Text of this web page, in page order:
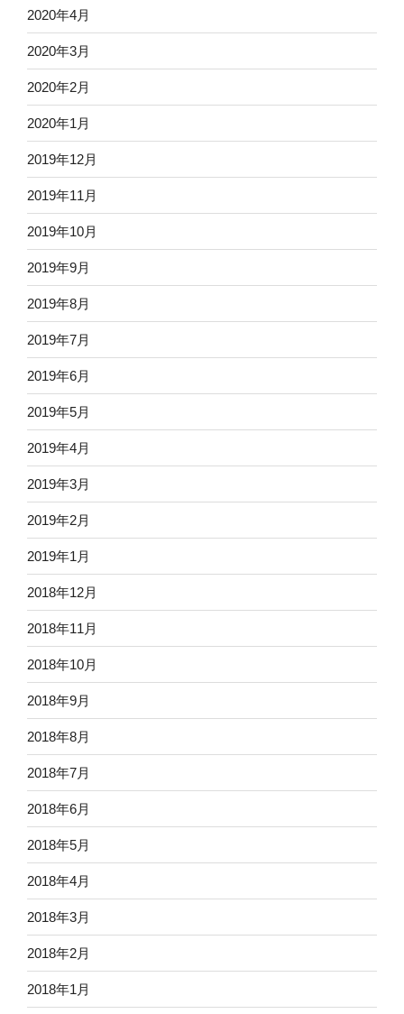
2020年4月
2020年3月
2020年2月
2020年1月
2019年12月
2019年11月
2019年10月
2019年9月
2019年8月
2019年7月
2019年6月
2019年5月
2019年4月
2019年3月
2019年2月
2019年1月
2018年12月
2018年11月
2018年10月
2018年9月
2018年8月
2018年7月
2018年6月
2018年5月
2018年4月
2018年3月
2018年2月
2018年1月